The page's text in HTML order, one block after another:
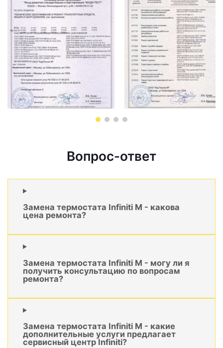
Вопрос-ответ
Замена термостата Infiniti M - какова
цена ремонта?
Замена термостата Infiniti M - могу ли я
получить консультацию по вопросам
ремонта?
Замена термостата Infiniti M - какие
дополнительные услуги предлагает
сервисный центр Infiniti?